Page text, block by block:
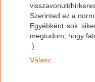
visszavonult/
Szerinted ez a
Egyébként sok
megtudom, hogy
:)
Válasz